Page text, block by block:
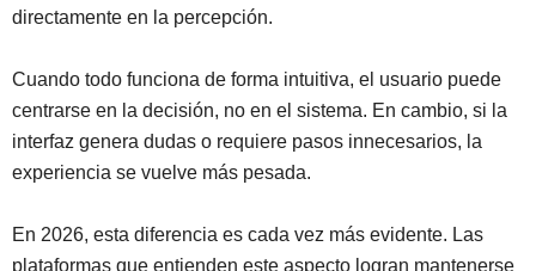
directamente en la percepción.
Cuando todo funciona de forma intuitiva, el usuario puede
centrarse en la decisión, no en el sistema. En cambio, si la
interfaz genera dudas o requiere pasos innecesarios, la
experiencia se vuelve más pesada.
En 2026, esta diferencia es cada vez más evidente. Las
plataformas que entienden este aspecto logran mantenerse